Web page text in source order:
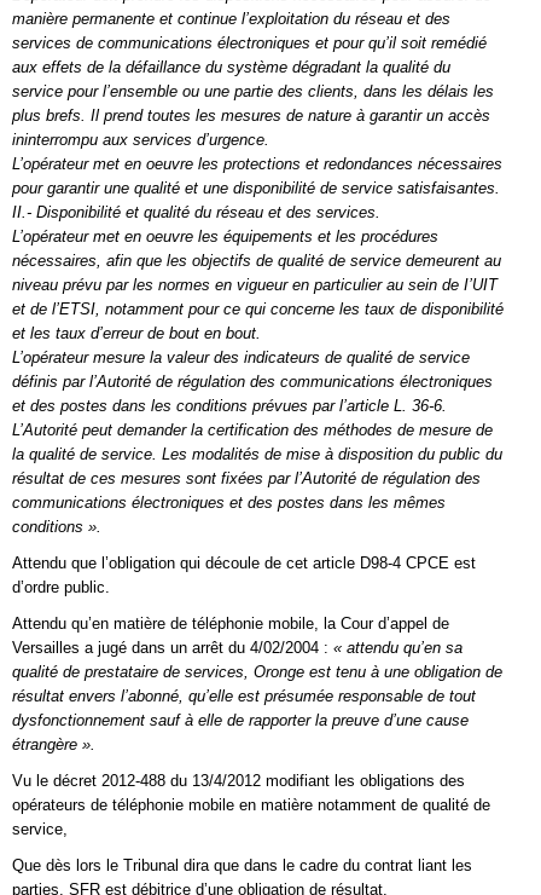
manière permanente et continue l’exploitation du réseau et des
services de communications électroniques et pour qu’il soit remédié
aux effets de la défaillance du système dégradant la qualité du
service pour l’ensemble ou une partie des clients, dans les délais les
plus brefs. Il prend toutes les mesures de nature à garantir un accès
ininterrompu aux services d’urgence.
L’opérateur met en oeuvre les protections et redondances nécessaires
pour garantir une qualité et une disponibilité de service satisfaisantes.
II.- Disponibilité et qualité du réseau et des services.
L’opérateur met en oeuvre les équipements et les procédures
nécessaires, afin que les objectifs de qualité de service demeurent au
niveau prévu par les normes en vigueur en particulier au sein de I’UIT
et de l’ETSI, notamment pour ce qui concerne les taux de disponibilité
et les taux d’erreur de bout en bout.
L’opérateur mesure la valeur des indicateurs de qualité de service
définis par l’Autorité de régulation des communications électroniques
et des postes dans les conditions prévues par l’article L. 36-6.
L’Autorité peut demander la certification des méthodes de mesure de
la qualité de service. Les modalités de mise à disposition du public du
résultat de ces mesures sont fixées par l’Autorité de régulation des
communications électroniques et des postes dans les mêmes
conditions ».
Attendu que l’obligation qui découle de cet article D98-4 CPCE est
d’ordre public.
Attendu qu’en matière de téléphonie mobile, la Cour d’appel de
Versailles a jugé dans un arrêt du 4/02/2004 : « attendu qu’en sa
qualité de prestataire de services, Oronge est tenu à une obligation de
résultat envers l’abonné, qu’elle est présumée responsable de tout
dysfonctionnement sauf à elle de rapporter la preuve d’une cause
étrangère ».
Vu le décret 2012-488 du 13/4/2012 modifiant les obligations des
opérateurs de téléphonie mobile en matière notamment de qualité de
service,
Que dès lors le Tribunal dira que dans le cadre du contrat liant les
parties, SFR est débitrice d’une obligation de résultat.